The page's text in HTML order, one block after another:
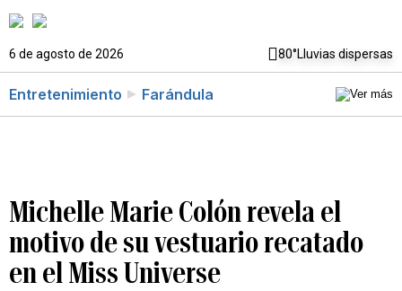
6 de agosto de 2026 80°Lluvias dispersas
Entretenimiento Farándula
Michelle Marie Colón revela el
motivo de su vestuario recatado
en el Miss Universe